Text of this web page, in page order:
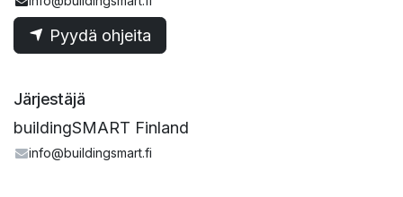
Pyydä ohjeita
Järjestäjä
buildingSMART Finland
info@buildingsmart.fi